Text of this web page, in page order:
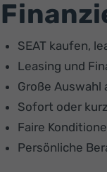
SEAT kaufen,
Leasing und
Große Auswahl
Sofort oder
Faire
Persönliche